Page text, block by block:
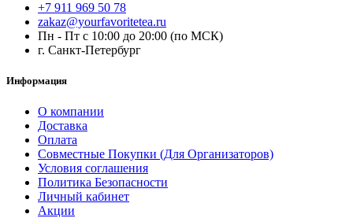
+7 911 969 50 78
zakaz@yourfavoritetea.ru
Пн - Пт с 10:00 до 20:00 (по МСК)
г. Санкт-Петербург
Информация
О компании
Доставка
Оплата
Совместные Покупки (Для Организаторов)
Условия соглашения
Политика Безопасности
Личный кабинет
Акции